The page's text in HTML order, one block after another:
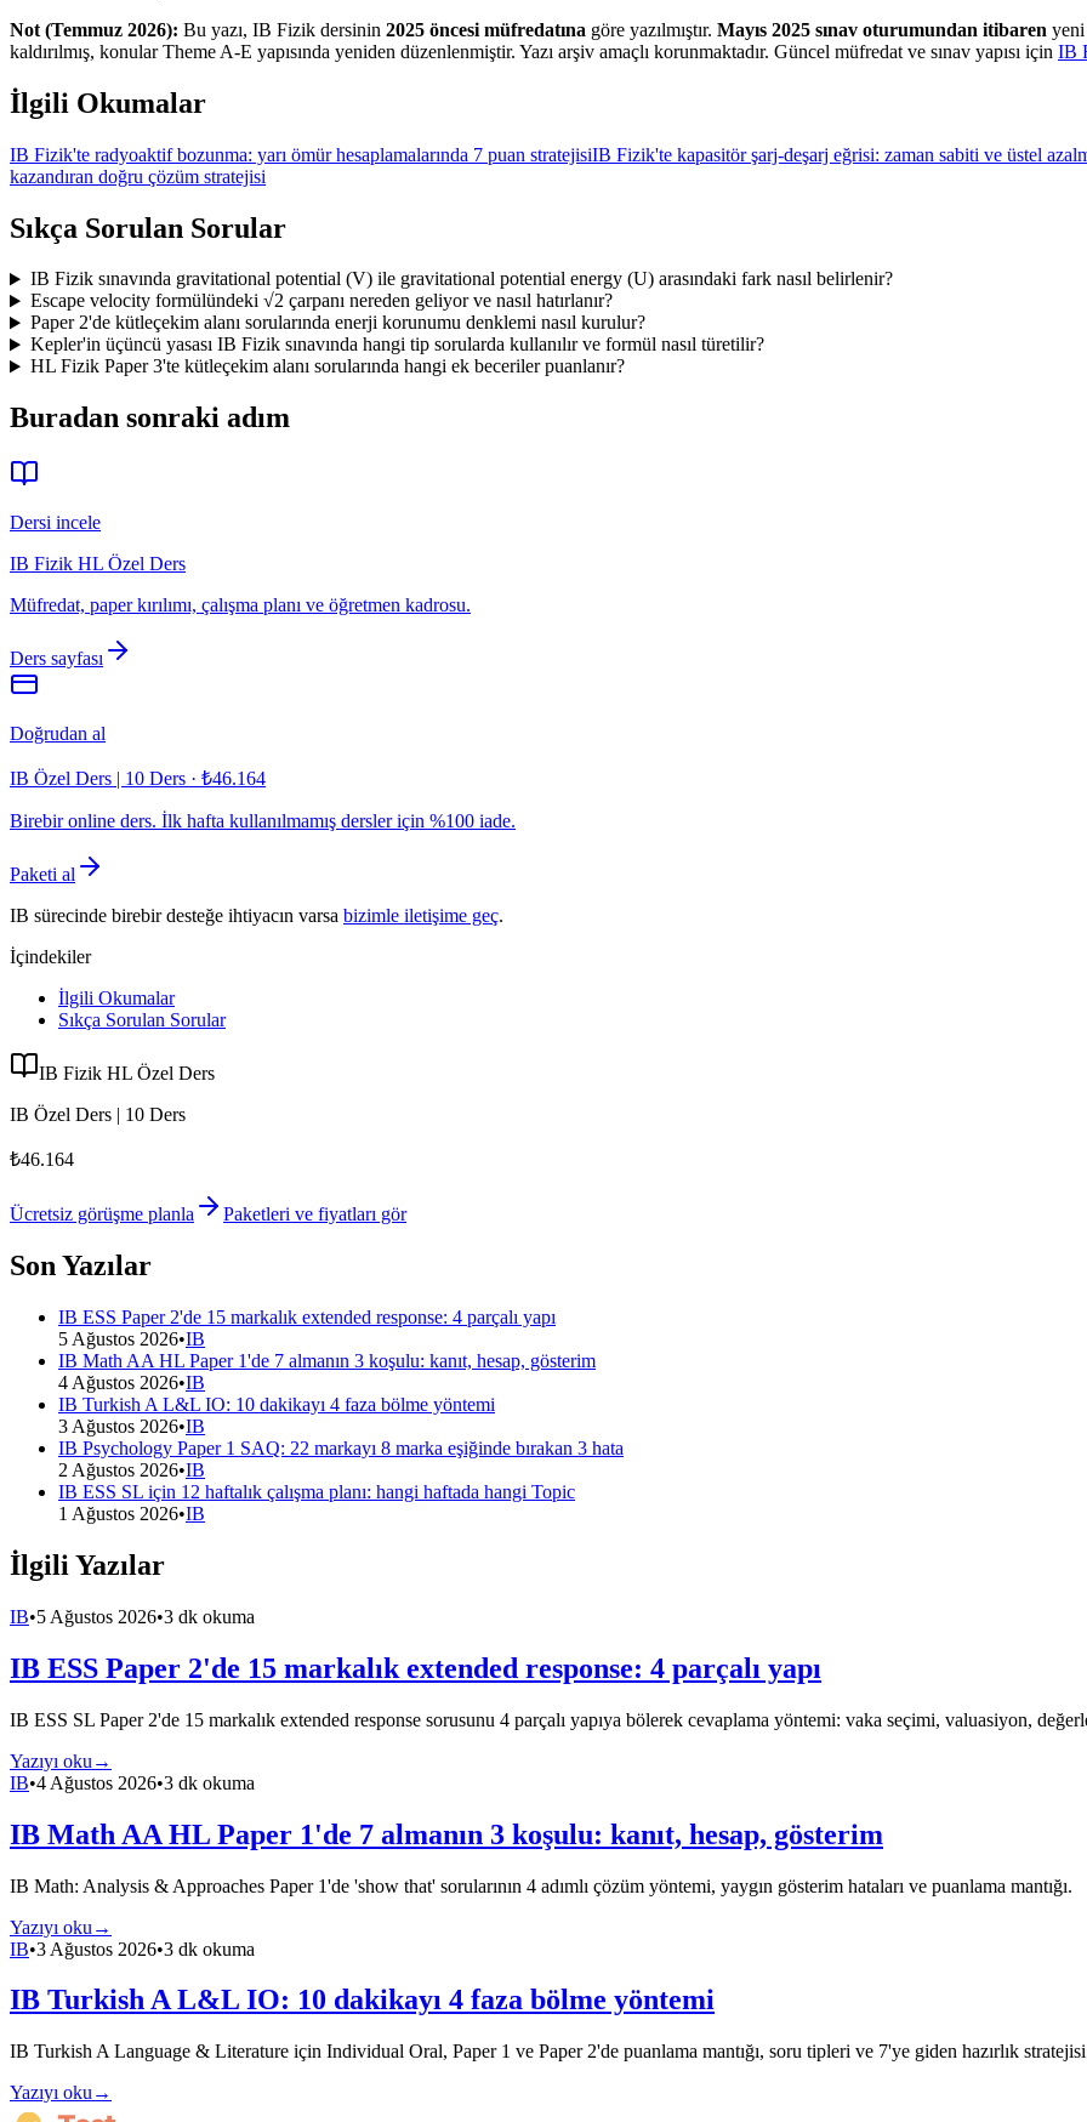
Not (Temmuz 2026): Bu yazı, IB Fizik dersinin 2025 öncesi müfredatına göre yazılmıştır. Mayıs 2025 sınav oturumundan itibaren
kaldırılmış, konular Theme A-E yapısında yeniden düzenlenmiştir. Yazı arşiv amaçlı korunmaktadır. Güncel müfredat ve sınav yapısı için IB
İlgili Okumalar
IB Fizik'te radyoaktif bozunma: yarı ömür hesaplamalarında 7 puan stratejisiIB Fizik'te kapasitör şarj-deşarj eğrisi: zaman sabiti ve üstel
kazandıran doğru çözüm stratejisi
Sıkça Sorulan Sorular
IB Fizik sınavında gravitational potential (V) ile gravitational potential energy (U) arasındaki fark nasıl belirlenir?
Escape velocity formülündeki √2 çarpanı nereden geliyor ve nasıl hatırlanır?
Paper 2'de kütleçekim alanı sorularında enerji korunumu denklemi nasıl kurulur?
Kepler'in üçüncü yasası IB Fizik sınavında hangi tip sorularda kullanılır ve formül nasıl türetilir?
HL Fizik Paper 3'te kütleçekim alanı sorularında hangi ek beceriler puanlanır?
Buradan sonraki adım
Dersi incele
IB Fizik HL Özel Ders
Müfredat, paper kırılımı, çalışma planı ve öğretmen kadrosu.
Ders sayfası
Doğrudan al
IB Özel Ders | 10 Ders · ₺46.164
Birebir online ders. İlk hafta kullanılmamış dersler için %100 iade.
Paketi al
IB sürecinde birebir desteğe ihtiyacın varsa bizimle iletişime geç.
İçindekiler
İlgili Okumalar
Sıkça Sorulan Sorular
IB Fizik HL Özel Ders
IB Özel Ders | 10 Ders
₺46.164
Ücretsiz görüşme planla Paketleri ve fiyatları gör
Son Yazılar
IB ESS Paper 2'de 15 markalık extended response: 4 parçalı yapı
5 Ağustos 2026•IB
IB Math AA HL Paper 1'de 7 almanın 3 koşulu: kanıt, hesap, gösterim
4 Ağustos 2026•IB
IB Turkish A L&L IO: 10 dakikayı 4 faza bölme yöntemi
3 Ağustos 2026•IB
IB Psychology Paper 1 SAQ: 22 markayı 8 marka eşiğinde bırakan 3 hata
2 Ağustos 2026•IB
IB ESS SL için 12 haftalık çalışma planı: hangi haftada hangi Topic
1 Ağustos 2026•IB
İlgili Yazılar
IB•5 Ağustos 2026•3 dk okuma
IB ESS Paper 2'de 15 markalık extended response: 4 parçalı yapı
IB ESS SL Paper 2'de 15 markalık extended response sorusunu 4 parçalı yapıya bölerek cevaplama yöntemi: vaka seçimi, valuasiyon,
Yazıyı oku →
IB•4 Ağustos 2026•3 dk okuma
IB Math AA HL Paper 1'de 7 almanın 3 koşulu: kanıt, hesap, gösterim
IB Math: Analysis & Approaches Paper 1'de 'show that' sorularının 4 adımlı çözüm yöntemi, yaygın gösterim hataları ve puanlama mantığı.
Yazıyı oku →
IB•3 Ağustos 2026•3 dk okuma
IB Turkish A L&L IO: 10 dakikayı 4 faza bölme yöntemi
IB Turkish A Language & Literature için Individual Oral, Paper 1 ve Paper 2'de puanlama mantığı, soru tipleri ve 7'ye giden hazırlık
Yazıyı oku →